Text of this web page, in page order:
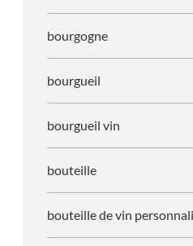
bourgogne
bourgueil
bourgueil vin
bouteille
bouteille de vin